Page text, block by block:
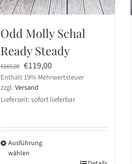
Odd Molly Schal
Ready Steady
€169,00 Ursprünglicher
Preis
war:
€169,00
€119,00Aktueller
Preis
€119,00.
Enthält 19% Mehrwertsteuer
zzgl.Versand
Lieferzeit: sofort lieferbar
Ausführung
wählen